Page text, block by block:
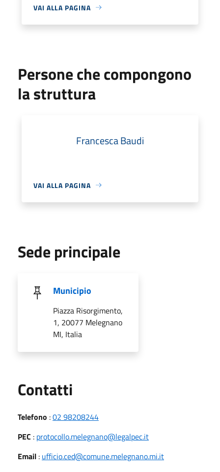
VAI ALLA PAGINA
Persone che compongono
la struttura
Francesca Baudi
VAI ALLA PAGINA
Sede principale
Municipio
Piazza Risorgimento,
1, 20077 Melegnano
MI, Italia
Contatti
Telefono :02 98208244
PEC : protocollo.melegnano@legalpec.it
Email : ufficio.ced@comune.melegnano.mi.it